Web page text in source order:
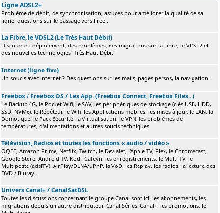
Ligne ADSL2+
Problème de débit, de synchronisation, astuces pour améliorer la qualité de sa
ligne, questions sur le passage vers Free...
La Fibre, le VDSL2 (Le Très Haut Débit)
Discuter du déploiement, des problèmes, des migrations sur la Fibre, le VDSL2 et
des nouvelles technologies "Très Haut Débit"
Internet (ligne fixe)
Un soucis avec internet ? Des questions sur les mails, pages persos, la navigation...
Freebox / Freebox OS / Les App. (Freebox Connect, Freebox Files...)
Le Backup 4G, le Pocket Wifi, le SAV, les périphériques de stockage (clés USB, HDD,
SSD, NVMe), le Répéteur, le Wifi, les Applications mobiles, les mises à jour, le LAN, la
Domotique, le Pack Sécurité, la Virtualisation, le VPN, les problèmes de
températures, d'alimentations et autres soucis techniques
Télévision, Radios et toutes les fonctions « audio / vidéo »
OQEE, Amazon Prime, Netflix, Twitch, le Devialet, l'Apple TV, Plex, le Chromecast,
Google Store, Android TV, Kodi, Cafeyn, les enregistrements, le Multi TV, le
Multiposte (adslTV), AirPlay/DLNA/uPnP, la VoD, les Replay, les radios, la lecture des
DVD / Bluray...
Univers Canal+ / CanalSatDSL
Toutes les discussions concernant le groupe Canal sont ici: les abonnements, les
migrations depuis un autre distributeur, Canal Séries, Canal+, les promotions, le